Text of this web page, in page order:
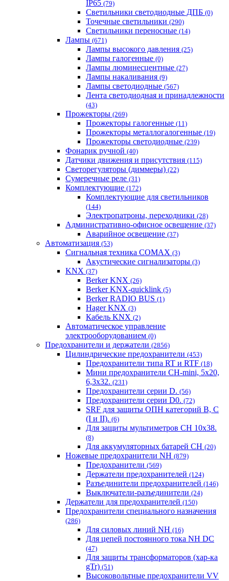
IP65 (79)
Светильники светодиодные ДПБ (0)
Точечные светильники (290)
Светильники переносные (14)
Лампы (671)
Лампы высокого давления (25)
Лампы галогенные (0)
Лампы люминесцентные (27)
Лампы накаливания (9)
Лампы светодиодные (567)
Лента светодиодная и принадлежности
(43)
Прожекторы (269)
Прожекторы галогенные (11)
Прожекторы металлогалогенные (19)
Прожекторы светодиодные (239)
Фонарик ручной (40)
Датчики движения и присутствия (115)
Светорегуляторы (диммеры) (22)
Сумеречные реле (31)
Комплектующие (172)
Комплектующие для светильников
(144)
Электропатроны, переходники (28)
Административно-офисное освещение (37)
Аварийное освещение (37)
Автоматизация (53)
Сигнальная техника COMAX (3)
Акустические сигнализаторы (3)
KNX (37)
Berker KNX (26)
Berker KNX-quicklink (5)
Berker RADIO BUS (1)
Hager KNX (3)
Кабель KNX (2)
Автоматическое управление
электрооборудованием (0)
Предохранители и держатели (2856)
Цилиндрические предохранители (453)
Предохранители типа RT и RTF (18)
Мини предохранители CH-mini, 5x20,
6,3x32. (231)
Предохранители серии D. (56)
Предохранители серии D0. (72)
SRF для защиты ОПН категорий B, C
(I и II). (6)
Для защиты мультиметров CH 10х38.
(8)
Для аккумуляторных батарей CH (20)
Ножевые предохранители NH (879)
Предохранители (569)
Держатели предохранителей (124)
Разъединители предохранителей (146)
Выключатели-разъединители (24)
Держатели для предохранителей (150)
Предохранители специального назначения
(286)
Для силовых линий NH (16)
Для цепей постоянного тока NH DC
(47)
Для защиты трансформаторов (хар-ка
gTr) (51)
Высоковольтные предохранители VV